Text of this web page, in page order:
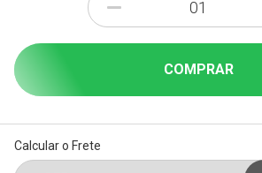
-
COMPRAR
Calcular o Frete